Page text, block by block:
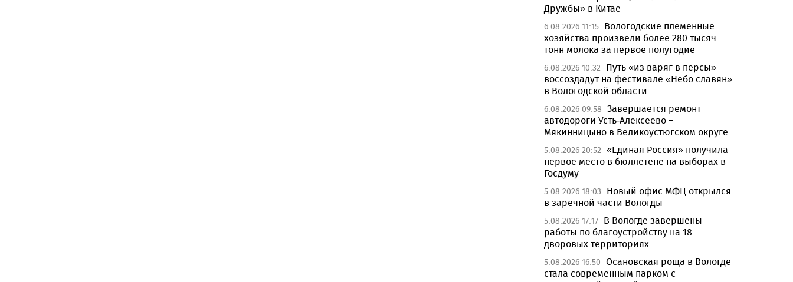
Дружбы» в Китае
6.08.2026 11:15 Вологодские племенные
хозяйства произвели более 280 тысяч
тонн молока за первое полугодие
6.08.2026 10:32
Путь «из варяг в персы»
воссоздадут на фестивале «Небо славян»
в Вологодской области
6.08.2026 09:58 Завершается ремонт
автодороги Усть-Алексеево –
Мякинницыно в Великоустюгском округе
5.08.2026 20:52 «Единая Россия» получила
первое место в бюллетене на выборах в
Госдуму
5.08.2026 18:03
Новый офис МФЦ открылся
в заречной части Вологды
5.08.2026 17:17 В Вологде завершены
работы по благоустройству на 18
дворовых территориях
5.08.2026 16:50 Осановская роща в Вологде
стала современным парком с